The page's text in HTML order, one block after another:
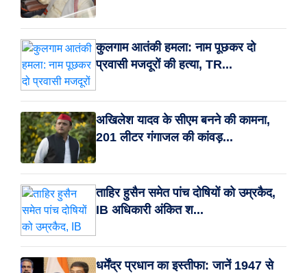
कुलगाम आतंकी हमला: नाम पूछकर दो
प्रवासी मजदूरों की हत्या, TR...
अखिलेश यादव के सीएम बनने की कामना,
201 लीटर गंगाजल की कांवड़...
ताहिर हुसैन समेत पांच दोषियों को उम्रकैद,
IB अधिकारी अंकित श...
धर्मेंद्र प्रधान का इस्तीफा: जानें 1947 से